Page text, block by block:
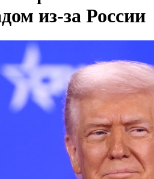
из-за России